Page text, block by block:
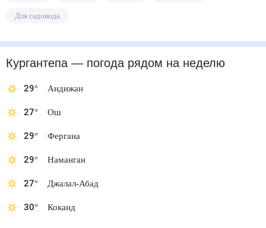
Для садовода
Кургантепа — погода рядомна неделю
29° Андижан
27° Ош
29° Фергана
29° Наманган
27° Джалал-Абад
30° Коканд